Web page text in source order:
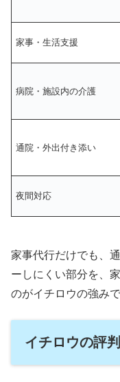
家事・生活支援
病院・施設内の介護
通院・外出付き添い
夜間対応
家事代行だけでも、
ーしにくい部分を、
のがイチロウの強みで
イチロウの評